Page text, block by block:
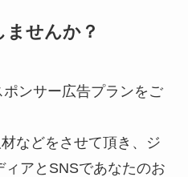
せんか？
ンサー広告プランをご
などをさせて頂き、ジ
アとSNSであなたのお